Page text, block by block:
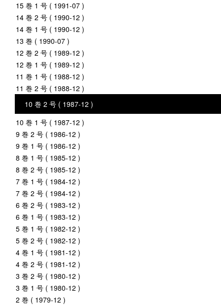
15 巻 1 号 ( 1991-07 )
14 巻 2 号 ( 1990-12 )
14 巻 1 号 ( 1990-12 )
13 巻 ( 1990-07 )
12 巻 2 号 ( 1989-12 )
12 巻 1 号 ( 1989-12 )
11 巻 1 号 ( 1988-12 )
11 巻 2 号 ( 1988-12 )
10 巻 2 号 ( 1987-12 )
10 巻 1 号 ( 1987-12 )
9 巻 2 号 ( 1986-12 )
9 巻 1 号 ( 1986-12 )
8 巻 1 号 ( 1985-12 )
8 巻 2 号 ( 1985-12 )
7 巻 1 号 ( 1984-12 )
7 巻 2 号 ( 1984-12 )
6 巻 2 号 ( 1983-12 )
6 巻 1 号 ( 1983-12 )
5 巻 1 号 ( 1982-12 )
5 巻 2 号 ( 1982-12 )
4 巻 1 号 ( 1981-12 )
4 巻 2 号 ( 1981-12 )
3 巻 2 号 ( 1980-12 )
3 巻 1 号 ( 1980-12 )
2 巻 ( 1979-12 )